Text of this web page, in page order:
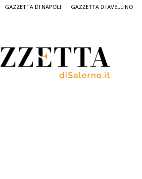
GAZZETTA DI NAPOLI GAZZETTA DI AVELLINO
Salerno,
il
quotidiano